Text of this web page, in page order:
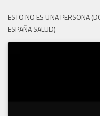
ESTO NO ES UNA PERSONA
ESPAÑA SALUD)